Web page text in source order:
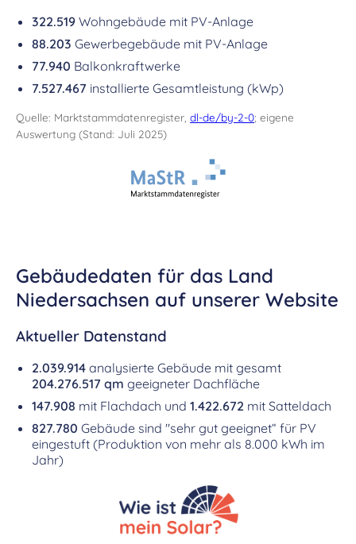
322.519 Wohngebäude mit PV-Anlage
88.203 Gewerbegebäude mit PV-Anlage
77.940 Balkonkraftwerke
7.527.467 installierte Gesamtleistung (kWp)
Quelle: Marktstammdatenregister, dl-de/by-2-0; eigene
Auswertung (Stand: Juli 2025)
Gebäudedaten für das Land
Niedersachsen auf unserer Website
Aktueller Datenstand
2.039.914 analysierte Gebäude mit gesamt
204.276.517 qm geeigneter Dachfläche
147.908 mit Flachdach und 1.422.672 mit Satteldach
827.780 Gebäude sind "sehr gut geeignet“ für PV
eingestuft (Produktion von mehr als 8.000 kWh im
Jahr)